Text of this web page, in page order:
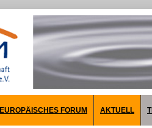
EUROPÄISCHES FORUM AKTUELL